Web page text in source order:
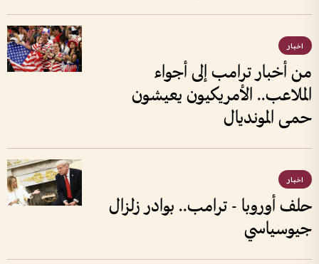
اخبار
من أخبار ترامب إلى أجواء
الملاعب.. الأمريكيون يعيشون
حمى المونديال
اخبار
حلف أوروبا - ترامب.. بوادر زلزال
جيوسياسي